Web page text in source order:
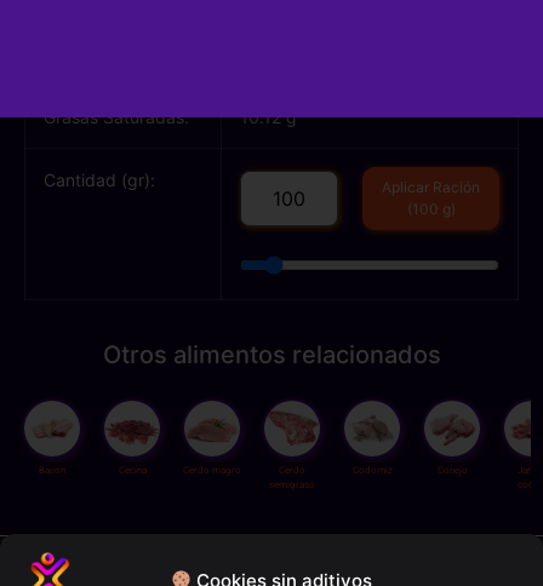
Cookies sin aditivos
Grasas Saturadas: 10.12 g
Cantidad (gr):
Aplicar Ración
(100 g)
Otros alimentos relacionados
Bacon Cecina Cerdo magro
Cerdo
semigraso
Codorniz Conejo